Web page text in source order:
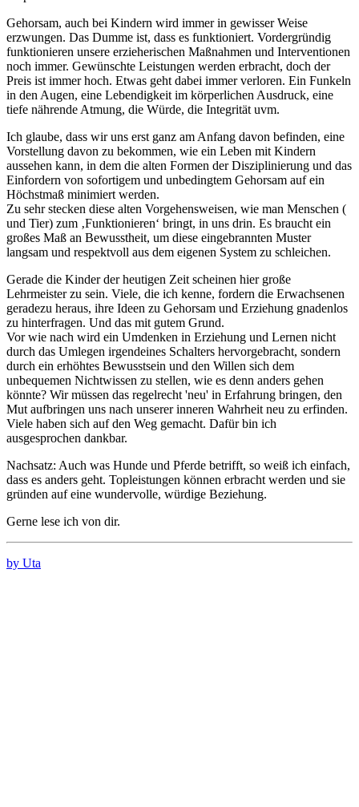
Gehorsam, auch bei Kindern wird immer in gewisser Weise
erzwungen. Das Dumme ist, dass es funktioniert. Vordergründig
funktionieren unsere erzieherischen Maßnahmen und Interventionen
noch immer. Gewünschte Leistungen werden erbracht, doch der
Preis ist immer hoch. Etwas geht dabei immer verloren. Ein Funkeln
in den Augen, eine Lebendigkeit im körperlichen Ausdruck, eine
tiefe nährende Atmung, die Würde, die Integrität uvm.
Ich glaube, dass wir uns erst ganz am Anfang davon befinden, eine
Vorstellung davon zu bekommen, wie ein Leben mit Kindern
aussehen kann, in dem die alten Formen der Disziplinierung und das
Einfordern von sofortigem und unbedingtem Gehorsam auf ein
Höchstmaß minimiert werden.
Zu sehr stecken diese alten Vorgehensweisen, wie man Menschen (
und Tier) zum ‚Funktionieren‘ bringt, in uns drin. Es braucht ein
großes Maß an Bewusstheit, um diese eingebrannten Muster
langsam und respektvoll aus dem eigenen System zu schleichen.
Gerade die Kinder der heutigen Zeit scheinen hier große
Lehrmeister zu sein. Viele, die ich kenne, fordern die Erwachsenen
geradezu heraus, ihre Ideen zu Gehorsam und Erziehung gnadenlos
zu hinterfragen. Und das mit gutem Grund.
Vor wie nach wird ein Umdenken in Erziehung und Lernen nicht
durch das Umlegen irgendeines Schalters hervorgebracht, sondern
durch ein erhöhtes Bewusstsein und den Willen sich dem
unbequemen Nichtwissen zu stellen, wie es denn anders gehen
könnte? Wir müssen das regelrecht 'neu' in Erfahrung bringen, den
Mut aufbringen uns nach unserer inneren Wahrheit neu zu erfinden.
Viele haben sich auf den Weg gemacht. Dafür bin ich
ausgesprochen dankbar.
Nachsatz: Auch was Hunde und Pferde betrifft, so weiß ich einfach,
dass es anders geht. Topleistungen können erbracht werden und sie
gründen auf eine wundervolle, würdige Beziehung.
Gerne lese ich von dir.
by Uta